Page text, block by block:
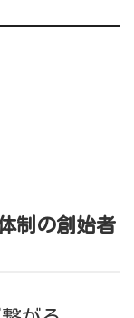
制の創始者